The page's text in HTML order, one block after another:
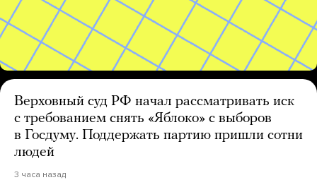
Верховный суд РФ начал рассматривать иск
с требованием снять «Яблоко» с выборов
в Госдуму. Поддержать партию пришли сотни
людей
3 часа назад